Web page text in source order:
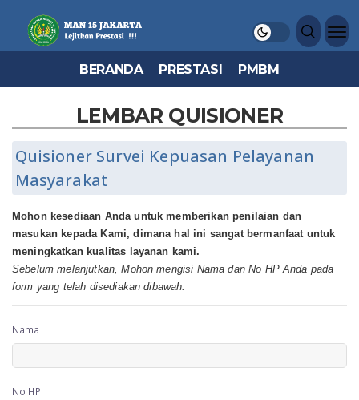
BERANDA PRESTASI PMBM
LEMBAR QUISIONER
Quisioner Survei Kepuasan Pelayanan
Masyarakat
Mohon kesediaan Anda untuk memberikan penilaian dan
masukan kepada Kami, dimana hal ini sangat bermanfaat untuk
meningkatkan kualitas layanan kami.
Sebelum melanjutkan, Mohon mengisi Nama dan No HP Anda pada
form yang telah disediakan dibawah.
Nama
No HP